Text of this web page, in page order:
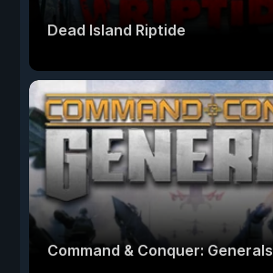
Dead Island Riptide
Command & Conquer: Generals